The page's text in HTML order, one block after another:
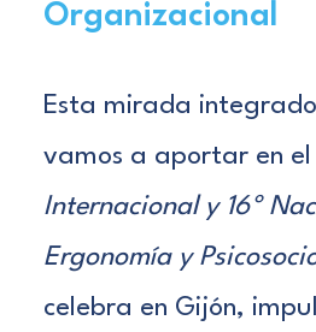
Organizacional
Esta mirada
vamos a aportar en el
Internacional y 16º
Ergonomía y
celebra en Gijón,